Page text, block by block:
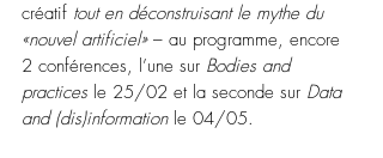
créatif tout en déconstruisant le mythe du
«nouvel artificiel» – au programme, encore
2 conférences, l’une sur Bodies and
practices le 25/02 et la seconde sur Data
and (dis)information le 04/05.